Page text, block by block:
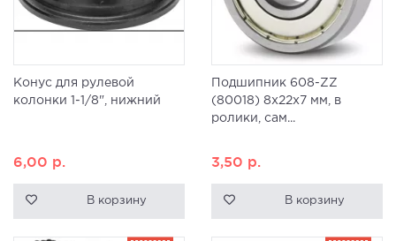
Конус для рулевой
колонки 1-1/8", нижний
6,00 р.
В корзину
Подшипник 608-ZZ
(80018) 8x22x7 мм, в
ролики, сам...
3,50 р.
В корзину